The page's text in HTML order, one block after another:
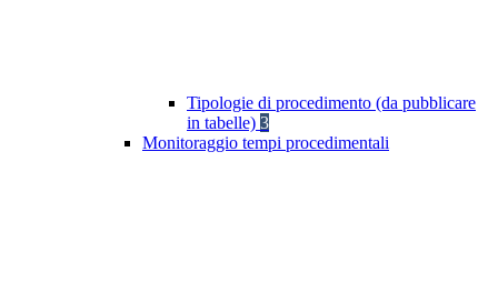
Tipologie di procedimento (da pubblicare
in tabelle) 3
Monitoraggio tempi procedimentali